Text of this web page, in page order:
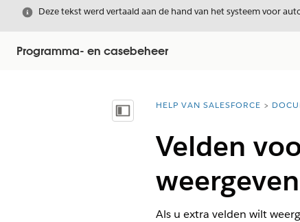
Sluiten
Deze tekst werd vertaald aan de hand van het systeem voor
Programma- en casebeheer
Inhoudsopgave weergeven
U bent hier:
HELP VAN SALESFORCE
Velden
weergeven
Als u extra velden wilt